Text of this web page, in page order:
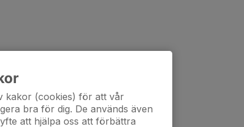
kakor (cookies) för att vår
bra för dig. De används även
att hjälpa oss att förbättra